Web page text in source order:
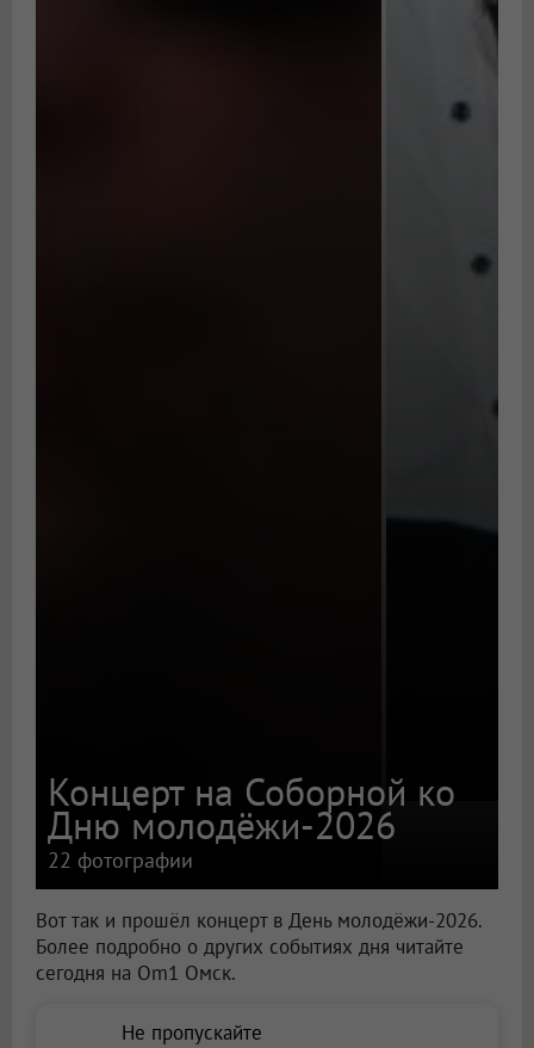
Концерт на Соборной ко
Дню молодёжи-2026
22 фотографии
Вот так и прошёл концерт в День молодёжи-2026.
Более подробно о других событиях дня читайте
сегодня на Om1 Омск.
Не пропускайте